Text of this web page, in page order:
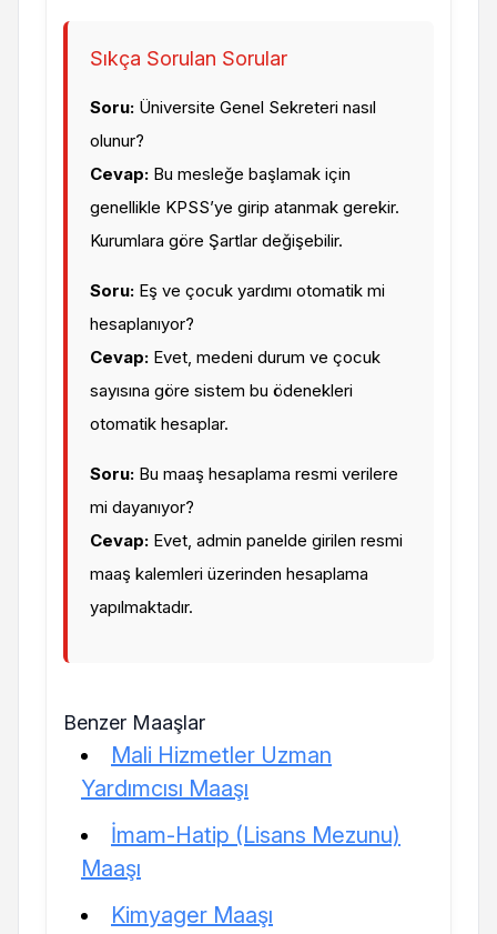
Sıkça Sorulan Sorular
Soru: Üniversite Genel Sekreteri nasıl
olunur?
Cevap: Bu mesleğe başlamak için
genellikle KPSS’ye girip atanmak gerekir.
Kurumlara göre Şartlar değişebilir.
Soru: Eş ve çocuk yardımı otomatik mi
hesaplanıyor?
Cevap: Evet, medeni durum ve çocuk
sayısına göre sistem bu ödenekleri
otomatik hesaplar.
Soru: Bu maaş hesaplama resmi verilere
mi dayanıyor?
Cevap: Evet, admin panelde girilen resmi
maaş kalemleri üzerinden hesaplama
yapılmaktadır.
Benzer Maaşlar
Mali Hizmetler Uzman
Yardımcısı Maaşı
İmam-Hatip (Lisans Mezunu)
Maaşı
Kimyager Maaşı